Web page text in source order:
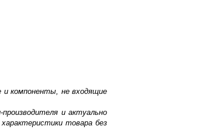
и компоненты, не входящие
и актуально
товара без